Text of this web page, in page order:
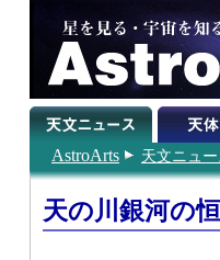
AstroArts 天文ニュー
天の川銀河の